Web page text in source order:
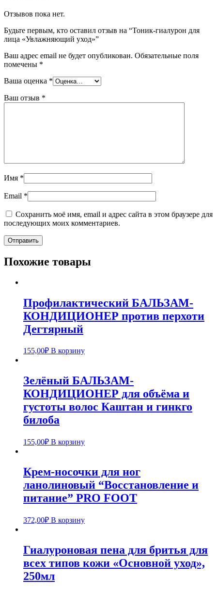
Отзывов пока нет.
Будьте первым, кто оставил отзыв на “Тоник-гиалурон для
лица «Увлажняющий уход»”
Ваш адрес email не будет опубликован. Обязательные поля
помечены *
Ваша оценка *
Ваш отзыв *
Имя *
Email *
Сохранить моё имя, email и адрес сайта в этом браузере для
последующих моих комментариев.
Похожие товары
Профилактический БАЛЬЗАМ-
КОНДИЦИОНЕР против перхоти
Дегтярный
155,00₽ В корзину
Зелёный БАЛЬЗАМ-
КОНДИЦИОНЕР для объёма и
густоты волос Каштан и гинкго
билоба
155,00₽ В корзину
Крем-носочки для ног
ланолиновый “Восстановление и
питание” PRO FOOT
372,00₽ В корзину
Гиалуроновая пена для бритья для
всех типов кожи «Основной уход»,
250мл